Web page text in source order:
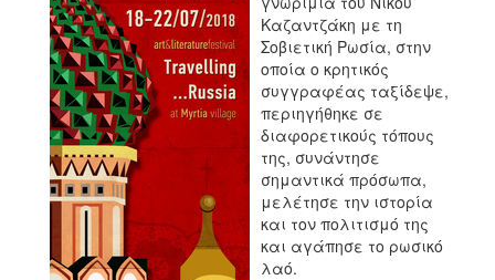
Καζαντζάκη με τη
Σοβιετική Ρωσία, στην
οποία ο κρητικός
συγγραφέας ταξίδεψε,
περιηγήθηκε σε
διαφορετικούς τόπους
της, συνάντησε
σημαντικά πρόσωπα,
μελέτησε την ιστορία
και τον πολιτισμό της
και αγάπησε το ρωσικό
λαό.